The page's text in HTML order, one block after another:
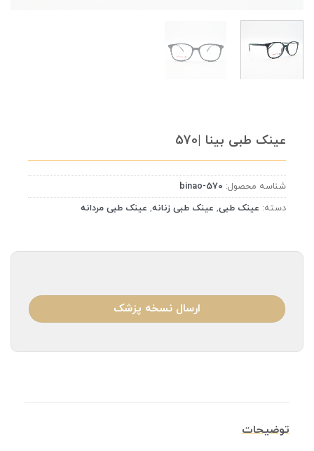
عینک طبی بینا |570
شناسه محصول: binao-570
دسته: عینک طبی, عینک طبی زنانه, عینک طبی مردانه
ارسال نسخه پزشک
توضیحات